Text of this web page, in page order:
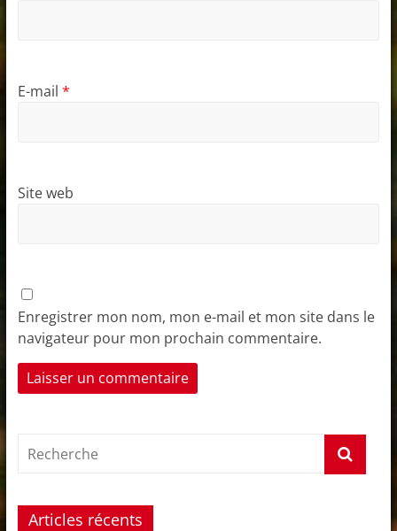
E-mail *
Site web
Enregistrer mon nom, mon e-mail et mon site dans le
navigateur pour mon prochain commentaire.
Articles récents